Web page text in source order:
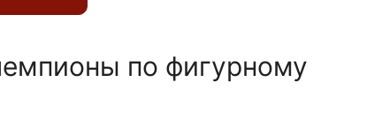
по фигурному